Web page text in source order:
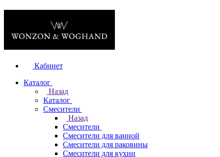
Кабинет
Каталог
Назад
Каталог
Смесители
Назад
Смесители
Смесители для ванной
Смесители для раковины
Смесители для кухни